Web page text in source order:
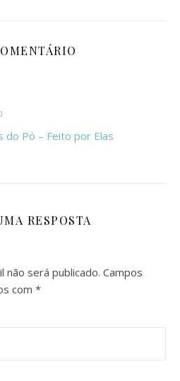
do Pó – Feito por Elas
RESPOSTA
não será publicado. Campos
com *